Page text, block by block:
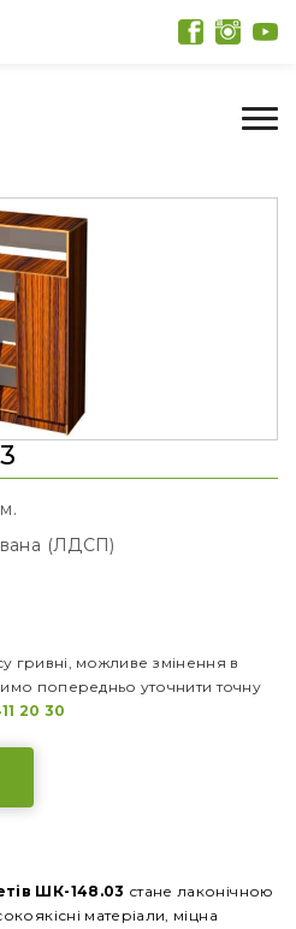
(ЛДСП)
гривні, можливе змінення в
попередньо уточнити точну
20 30
ШК-148.03 стане лаконічною
матеріали, міцна